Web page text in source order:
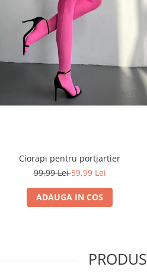
Ciorapi pentru portjartier
99,99 Lei59,99 Lei
ADAUGA IN COS